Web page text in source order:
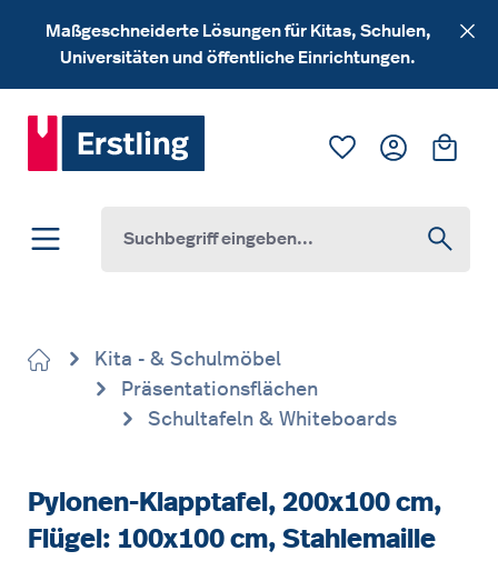
Zum Hauptinhalt springen
Maßgeschneiderte Lösungen für Kitas, Schulen,
Universitäten und öffentliche Einrichtungen.
Du hast 0
Kita - & Schulmöbel
Präsentationsflächen
Schultafeln & Whiteboards
Pylonen-Klapptafel, 200x100 cm,
Flügel: 100x100 cm, Stahlemaille